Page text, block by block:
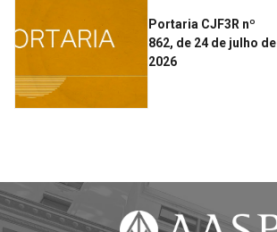
Portaria CJF3R nº
862, de 24 de julho de
2026